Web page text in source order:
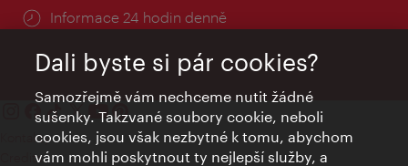
Informace 24 hodin denně
Kontakty
Credits
Dali byste si pár cookies?
Samozřejmě vám nechceme nutit žádné
sušenky. Takzvané soubory cookie, neboli
cookies, jsou však nezbytné k tomu, abychom
vám mohli poskytnout ty nejlepší služby, a